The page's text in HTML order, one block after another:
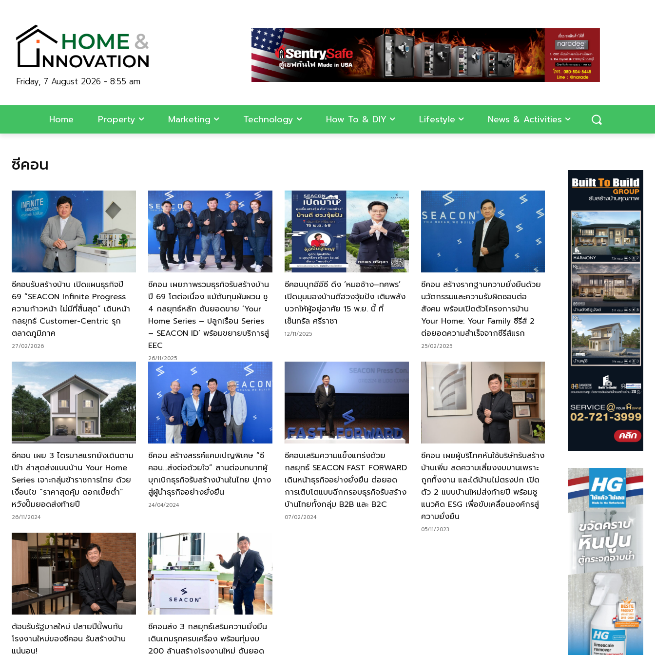
Friday, 7 August 2026 - 8:55 am
Home Property Marketing Technology How To & DIY Lifestyle News & Activities
ซีคอน
ซีคอนรับสร้างบ้าน เปิดแผนธุรกิจปี
69 “SEACON Infinite Progress
ความก้าวหน้า ไม่มีที่สิ้นสุด” เดินหน้า
กลยุทธ์ Customer-Centric รุก
ตลาดภูมิภาค
27/02/2026
ซีคอน เผยภาพรวมธุรกิจรับสร้างบ้าน
ปี 69 โตต่อเนื่อง แม้ต้นทุนผันผวน ชู
4 กลยุทธ์หลัก ดันยอดขาย ‘Your
Home Series – ปลูกเรือน Series
– SEACON ID’ พร้อมขยายบริการสู่
EEC
26/11/2025
ซีคอนบุกอีอีซี ดึง ‘หมอช้าง–ทศพร’
เปิดมุมมองบ้านดีฮวงจุ้ยปัง เติมพลัง
บวกให้ผู้อยู่อาศัย 15 พ.ย. นี้ ที่
เซ็นทรัล ศรีราชา
12/11/2025
ซีคอน สร้างรากฐานความยั่งยืนด้วย
นวัตกรรมและความรับผิดชอบต่อ
สังคม พร้อมเปิดตัวโครงการบ้าน
Your Home: Your Family ซีรีส์ 2
ต่อยอดความสำเร็จจากซีรีส์แรก
25/02/2025
ซีคอน เผย 3 ไตรมาสแรกยังเดินตาม
เป้า ล่าสุดส่งแบบบ้าน Your Home
Series เจาะกลุ่มข้าราชการไทย ด้วย
เงื่อนไข “ราคาสุดคุ้ม ดอกเบี้ยต่ำ”
หวังปั๊มยอดส่งท้ายปี
26/11/2024
ซีคอน สร้างสรรค์แคมเปญพิเศษ “ซี
คอน…ส่งต่อด้วยใจ” สานต่อบทบาทผู้
บุกเบิกธุรกิจรับสร้างบ้านในไทย ปูทาง
สู่ผู้นำธุรกิจอย่างยั่งยืน
24/04/2024
ซีคอนเสริมความแข็งแกร่งด้วย
กลยุทธ์ SEACON FAST FORWARD
เดินหน้าธุรกิจอย่างยั่งยืน ต่อยอด
การเติบโตแบบฉีกกรอบธุรกิจรับสร้าง
บ้านไทยทั้งกลุ่ม B2B และ B2C
07/02/2024
ซีคอน เผยผู้บริโภคหันใช้บริษัทรับสร้าง
บ้านเพิ่ม ลดความเสี่ยงงบบานเพราะ
ถูกทิ้งงาน และได้บ้านไม่ตรงปก เปิด
ตัว 2 แบบบ้านใหม่ส่งท้ายปี พร้อมชู
แนวคิด ESG เพื่อขับเคลื่อนองค์กรสู่
ความยั่งยืน
05/11/2023
ต้อนรับรัฐบาลใหม่ ปลายปีนี้พบกับ
โรงงานใหม่ของซีคอน รับสร้างบ้าน
แน่นอน!
ซีคอนส่ง 3 กลยุทธ์เสริมความยั่งยืน
เดินเกมรุกครบเครื่อง พร้อมทุ่มงบ
200 ล้านสร้างโรงงานใหม่ ดันยอด